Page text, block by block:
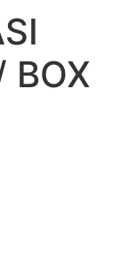
BOX